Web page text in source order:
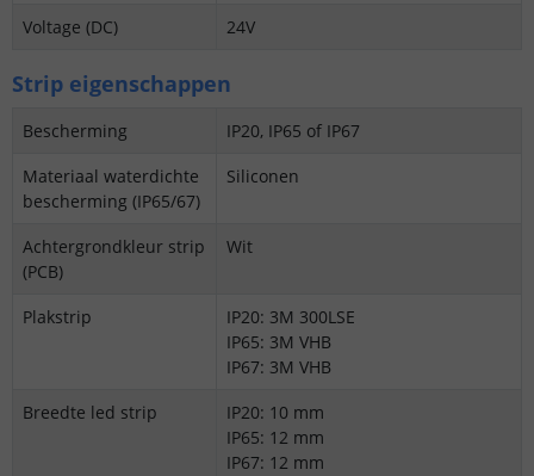
Voltage (DC)
24V
Strip eigenschappen
Bescherming
IP20, IP65 of IP67
Materiaal waterdichte
bescherming (IP65/67)
Siliconen
Achtergrondkleur strip
(PCB)
Wit
Plakstrip
IP20: 3M 300LSE
IP65: 3M VHB
IP67: 3M VHB
Breedte led strip
IP20: 10 mm
IP65: 12 mm
IP67: 12 mm